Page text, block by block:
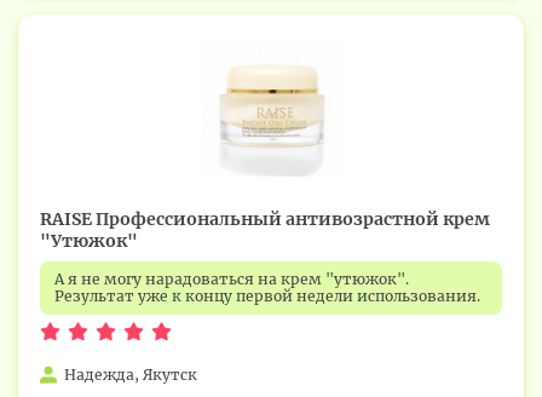
RAISE Профессиональный антивозрастной крем
"Утюжок"
А я не могу нарадоваться на крем "утюжок".
Результат уже к концу первой недели использования.
Надежда, Якутск